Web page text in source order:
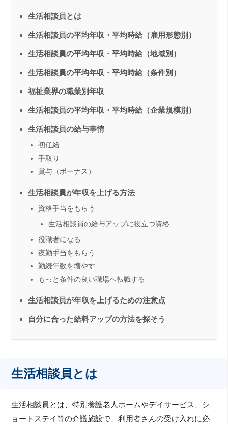
生活相談員とは
生活相談員の平均年収・平均時給（雇用形態別）
生活相談員の平均年収・平均時給（地域別）
生活相談員の平均年収・平均時給（条件別）
福祉業界の職業別年収
生活相談員の平均年収・平均時給（企業規模別）
生活相談員の給与事情
初任給
手取り
賞与（ボーナス）
生活相談員が年収を上げる方法
資格手当をもらう
生活相談員の給与アップに役立つ資格
役職者になる
夜勤手当をもらう
勤続年数を増やす
もっと条件の良い職場へ転職する
生活相談員が年収を上げるための注意点
自分に合った給料アップの方法を探そう
生活相談員とは
生活相談員とは、特別養護老人ホームやデイサービス、シ
ョートステイ等の介護施設で、利用者さんの受け入れに必